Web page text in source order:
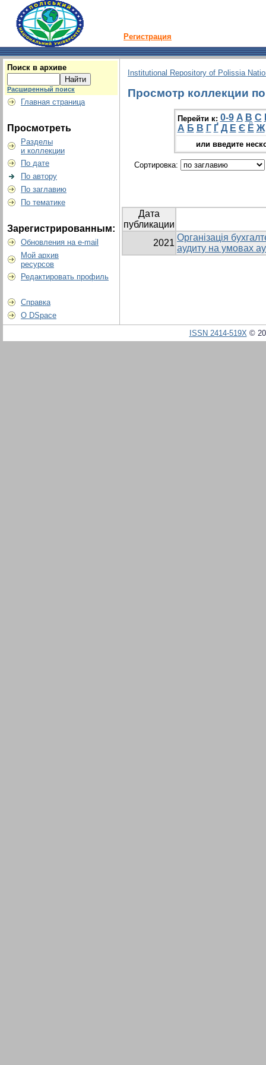
Регистрация
Поиск в архиве
Расширенный поиск
Главная страница
Просмотреть
Разделы
и коллекции
По дате
По автору
По заглавию
По тематике
Зарегистрированным:
Обновления на e-mail
Мой архив
ресурсов
Редактировать профиль
Справка
О DSpace
Institutional Repository of Polissia
Просмотр коллекции
Перейти к: 0-9 A B C
А Б В Г Ґ Д Е Є Ё Ж
или введите
Сортировка:
Дата
публикации
2021
Організація
аудиту на умовах
ISSN 2414-519X©